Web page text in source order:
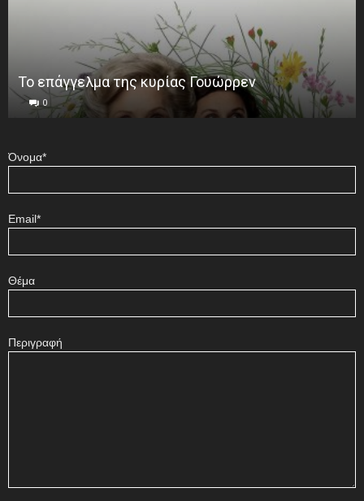
Το επάγγελμα της κυρίας Γουώρρεν
0
Όνομα*
Email*
Θέμα
Περιγραφή